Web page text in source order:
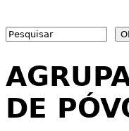
Search form
DE